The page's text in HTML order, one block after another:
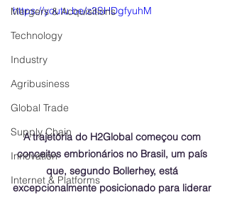
Mergers & Acquisitions
Technology
Industry
Agribusiness
Global Trade
Supply Chain
Innovation
Internet & Platforms
https://youtu.be/z3SHDgfyuhM
A trajetória do H2Global começou com
conceitos embrionários no Brasil, um país
que, segundo Bollerhey, está
excepcionalmente posicionado para liderar